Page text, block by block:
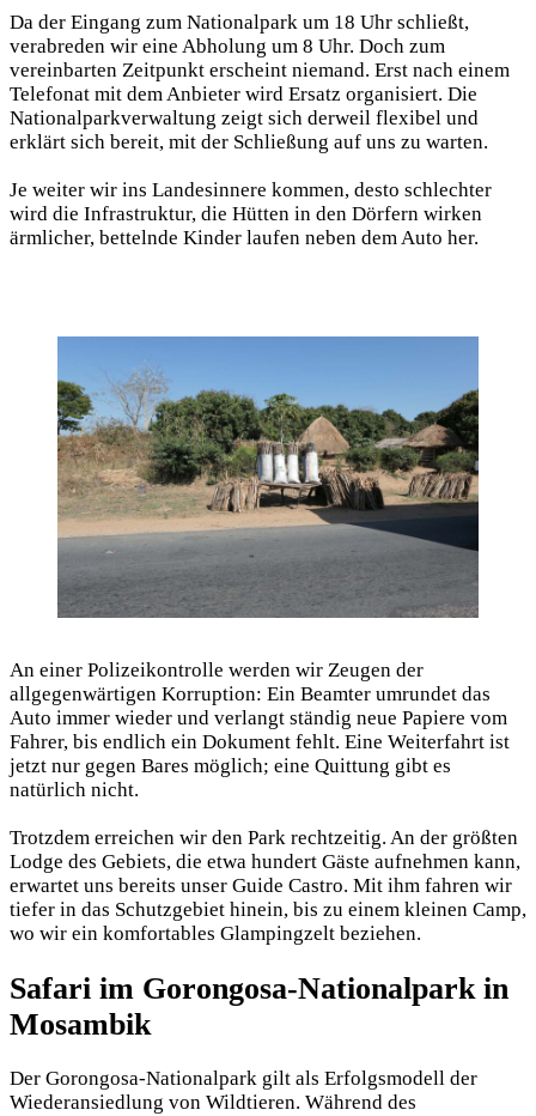
Da der Eingang zum Nationalpark um 18 Uhr schließt,
verabreden wir eine Abholung um 8 Uhr. Doch zum
vereinbarten Zeitpunkt erscheint niemand. Erst nach einem
Telefonat mit dem Anbieter wird Ersatz organisiert. Die
Nationalparkverwaltung zeigt sich derweil flexibel und
erklärt sich bereit, mit der Schließung auf uns zu warten.
Je weiter wir ins Landesinnere kommen, desto schlechter
wird die Infrastruktur, die Hütten in den Dörfern wirken
ärmlicher, bettelnde Kinder laufen neben dem Auto her.
An einer Polizeikontrolle werden wir Zeugen der
allgegenwärtigen Korruption: Ein Beamter umrundet das
Auto immer wieder und verlangt ständig neue Papiere vom
Fahrer, bis endlich ein Dokument fehlt. Eine Weiterfahrt ist
jetzt nur gegen Bares möglich; eine Quittung gibt es
natürlich nicht.
Trotzdem erreichen wir den Park rechtzeitig. An der größten
Lodge des Gebiets, die etwa hundert Gäste aufnehmen kann,
erwartet uns bereits unser Guide Castro. Mit ihm fahren wir
tiefer in das Schutzgebiet hinein, bis zu einem kleinen Camp,
wo wir ein komfortables Glampingzelt beziehen.
Safari im Gorongosa-Nationalpark in
Mosambik
Der Gorongosa-Nationalpark gilt als Erfolgsmodell der
Wiederansiedlung von Wildtieren. Während des